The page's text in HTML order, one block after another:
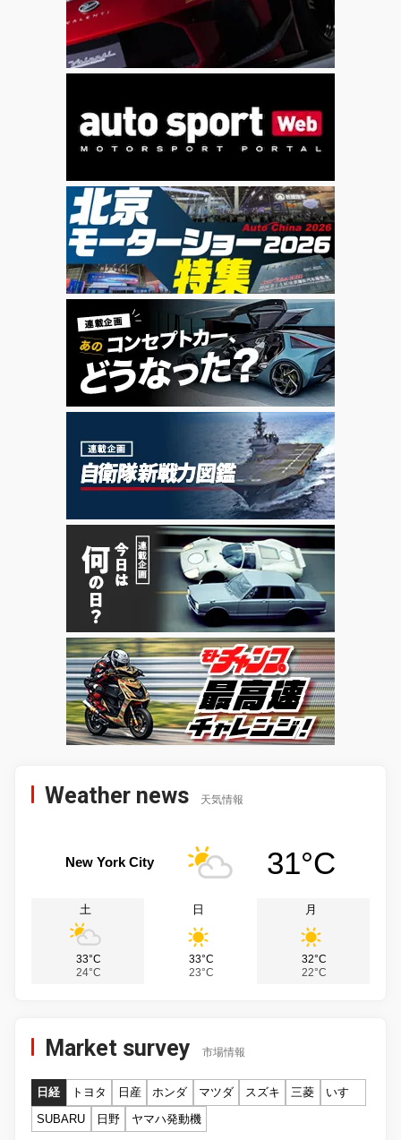
Weather news 天気情報
New York City 31°C
土
33°C
24°C
日
33°C
23°C
月
32°C
22°C
Market survey 市場情報
日経 トヨタ 日産 ホンダ マツダ スズキ 三菱
いすゞ
SUBARU
日野 ヤマハ発動機